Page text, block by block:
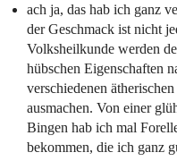
ach ja, das hab ich ganz
der Geschmack ist nicht
Volksheilkunde werden
hübschen Eigenschaften
verschiedenen
ausmachen. Von einer
Bingen hab ich mal
bekommen, die ich ganz